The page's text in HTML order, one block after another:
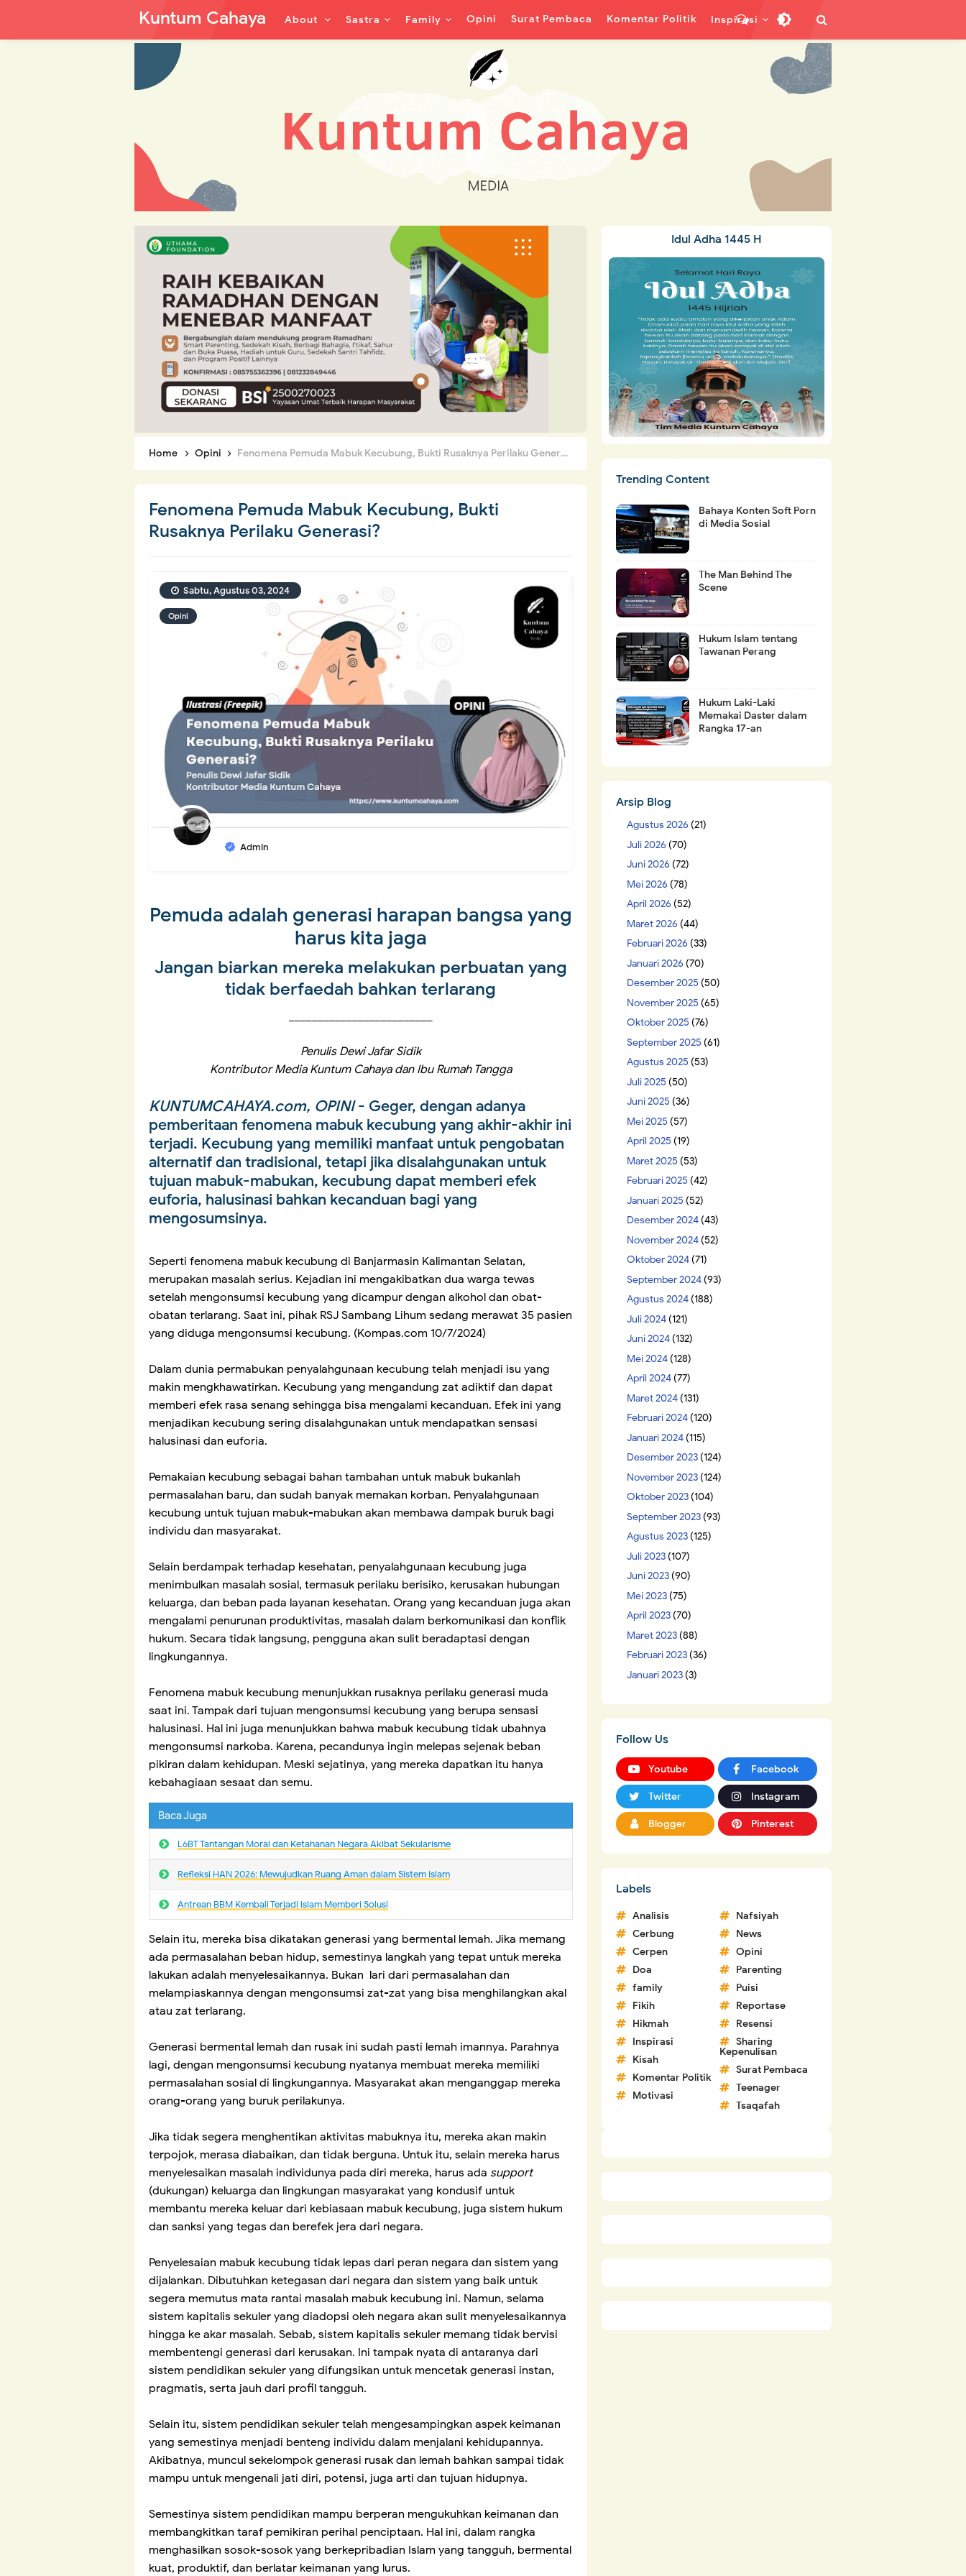
Kuntum Cahaya About Sastra Family Opini Surat Pembaca Komentar Politik Inspirasi
Home Opini Fenomena Pemuda Mabuk Kecubung, Bukti Rusaknya Perilaku Generasi?
Fenomena Pemuda Mabuk Kecubung, Bukti
Rusaknya Perilaku Generasi?
Opini
Admin
Sabtu, Agustus 03, 2024
Pemuda adalah generasi harapan bangsa yang
harus kita jaga
Jangan biarkan mereka melakukan perbuatan yang
tidak berfaedah bahkan terlarang
Penulis Dewi Jafar Sidik
Kontributor Media Kuntum Cahaya dan Ibu Rumah Tangga
KUNTUMCAHAYA.com, OPINI- Geger, dengan adanya
pemberitaan fenomena mabuk kecubung yang akhir-akhir ini
terjadi. Kecubung yang memiliki manfaat untuk pengobatan
alternatif dan tradisional, tetapi jika disalahgunakan untuk
tujuan mabuk-mabukan, kecubung dapat memberi efek
euforia, halusinasi bahkan kecanduan bagi yang
mengosumsinya.
Seperti fenomena mabuk kecubung di Banjarmasin Kalimantan Selatan,
merupakan masalah serius. Kejadian ini mengakibatkan dua warga tewas
setelah mengonsumsi kecubung yang dicampur dengan alkohol dan obat-
obatan terlarang. Saat ini, pihak RSJ Sambang Lihum sedang merawat 35 pasien
yang diduga mengonsumsi kecubung. (Kompas.com 10/7/2024)
Dalam dunia permabukan penyalahgunaan kecubung telah menjadi isu yang
makin mengkhawatirkan. Kecubung yang mengandung zat adiktif dan dapat
memberi efek rasa senang sehingga bisa mengalami kecanduan. Efek ini yang
menjadikan kecubung sering disalahgunakan untuk mendapatkan sensasi
halusinasi dan euforia.
Pemakaian kecubung sebagai bahan tambahan untuk mabuk bukanlah
permasalahan baru, dan sudah banyak memakan korban. Penyalahgunaan
kecubung untuk tujuan mabuk-mabukan akan membawa dampak buruk bagi
individu dan masyarakat.
Selain berdampak terhadap kesehatan, penyalahgunaan kecubung juga
menimbulkan masalah sosial, termasuk perilaku berisiko, kerusakan hubungan
keluarga, dan beban pada layanan kesehatan. Orang yang kecanduan juga akan
mengalami penurunan produktivitas, masalah dalam berkomunikasi dan konflik
hukum. Secara tidak langsung, pengguna akan sulit beradaptasi dengan
lingkungannya.
Fenomena mabuk kecubung menunjukkan rusaknya perilaku generasi muda
saat ini. Tampak dari tujuan mengonsumsi kecubung yang berupa sensasi
halusinasi. Hal ini juga menunjukkan bahwa mabuk kecubung tidak ubahnya
mengonsumsi narkoba. Karena, pecandunya ingin melepas sejenak beban
pikiran dalam kehidupan. Meski sejatinya, yang mereka dapatkan itu hanya
kebahagiaan sesaat dan semu.
Baca Juga
L6BT Tantangan Moral dan Ketahanan Negara Akibat Sekularisme
Refleksi HAN 2026: Mewujudkan Ruang Aman dalam Sistem Islam
Antrean BBM Kembali Terjadi lslam Memberi Solusi
Selain itu, mereka bisa dikatakan generasi yang bermental lemah. Jika memang
ada permasalahan beban hidup, semestinya langkah yang tepat untuk mereka
lakukan adalah menyelesaikannya. Bukan lari dari permasalahan dan
melampiaskannya dengan mengonsumsi zat-zat yang bisa menghilangkan akal
atau zat terlarang.
Generasi bermental lemah dan rusak ini sudah pasti lemah imannya. Parahnya
lagi, dengan mengonsumsi kecubung nyatanya membuat mereka memiliki
permasalahan sosial di lingkungannya. Masyarakat akan menganggap mereka
orang-orang yang buruk perilakunya.
Jika tidak segera menghentikan aktivitas mabuknya itu, mereka akan makin
terpojok, merasa diabaikan, dan tidak berguna. Untuk itu, selain mereka harus
menyelesaikan masalah individunya pada diri mereka, harus ada support
(dukungan) keluarga dan lingkungan masyarakat yang kondusif untuk
membantu mereka keluar dari kebiasaan mabuk kecubung, juga sistem hukum
dan sanksi yang tegas dan berefek jera dari negara.
Penyelesaian mabuk kecubung tidak lepas dari peran negara dan sistem yang
dijalankan. Dibutuhkan ketegasan dari negara dan sistem yang baik untuk
segera memutus mata rantai masalah mabuk kecubung ini. Namun, selama
sistem kapitalis sekuler yang diadopsi oleh negara akan sulit menyelesaikannya
hingga ke akar masalah. Sebab, sistem kapitalis sekuler memang tidak bervisi
membentengi generasi dari kerusakan. Ini tampak nyata di antaranya dari
sistem pendidikan sekuler yang difungsikan untuk mencetak generasi instan,
pragmatis, serta jauh dari profil tangguh.
Selain itu, sistem pendidikan sekuler telah mengesampingkan aspek keimanan
yang semestinya menjadi benteng individu dalam menjalani kehidupannya.
Akibatnya, muncul sekelompok generasi rusak dan lemah bahkan sampai tidak
mampu untuk mengenali jati diri, potensi, juga arti dan tujuan hidupnya.
Semestinya sistem pendidikan mampu berperan mengukuhkan keimanan dan
membangkitkan taraf pemikiran perihal penciptaan. Hal ini, dalam rangka
menghasilkan sosok-sosok yang berkepribadian Islam yang tangguh, bermental
kuat, produktif, dan berlatar keimanan yang lurus.
Idul Adha 1445 H
Trending Content
Bahaya Konten Soft Porn
di Media Sosial
The Man Behind The
Scene
Hukum Islam tentang
Tawanan Perang
Hukum Laki-Laki
Memakai Daster dalam
Rangka 17-an
Arsip Blog
Agustus 2026 (21)
Juli 2026 (70)
Juni 2026 (72)
Mei 2026 (78)
April 2026 (52)
Maret 2026 (44)
Februari 2026 (33)
Januari 2026 (70)
Desember 2025 (50)
November 2025 (65)
Oktober 2025 (76)
September 2025 (61)
Agustus 2025 (53)
Juli 2025 (50)
Juni 2025 (36)
Mei 2025 (57)
April 2025 (19)
Maret 2025 (53)
Februari 2025 (42)
Januari 2025 (52)
Desember 2024(43)
November 2024(52)
Oktober 2024(71)
September 2024(93)
Agustus 2024(188)
Juli 2024(121)
Juni 2024(132)
Mei 2024(128)
April 2024(77)
Maret 2024(131)
Februari 2024(120)
Januari 2024(115)
Desember 2023(124)
November 2023(124)
Oktober 2023(104)
September 2023(93)
Agustus 2023(125)
Juli 2023(107)
Juni 2023(90)
Mei 2023(75)
April 2023(70)
Maret 2023(88)
Februari 2023(36)
Januari 2023(3)
Follow Us
Youtube Facebook
Twitter Instagram
Blogger Pinterest
Labels
Analisis
Cerbung
Cerpen
Doa
family
Fikih
Hikmah
Inspirasi
Kisah
Komentar Politik
Motivasi
Nafsiyah
News
Opini
Parenting
Puisi
Reportase
Resensi
Sharing
Kepenulisan
Surat Pembaca
Teenager
Tsaqafah